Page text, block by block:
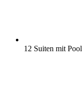
12 Suiten mit Pool